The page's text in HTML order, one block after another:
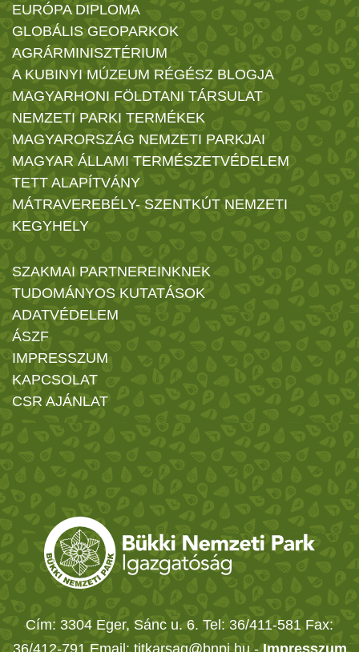
EURÓPA DIPLOMA
GLOBÁLIS GEOPARKOK
AGRÁRMINISZTÉRIUM
A KUBINYI MÚZEUM RÉGÉSZ BLOGJA
MAGYARHONI FÖLDTANI TÁRSULAT
NEMZETI PARKI TERMÉKEK
MAGYARORSZÁG NEMZETI PARKJAI
MAGYAR ÁLLAMI TERMÉSZETVÉDELEM
TETT ALAPÍTVÁNY
MÁTRAVEREBÉLY- SZENTKÚT NEMZETI
KEGYHELY
SZAKMAI PARTNEREINKNEK
TUDOMÁNYOS KUTATÁSOK
ADATVÉDELEM
ÁSZF
IMPRESSZUM
KAPCSOLAT
CSR AJÁNLAT
Cím: 3304 Eger, Sánc u. 6. Tel: 36/411-581 Fax:
36/412-791 Email: titkarsag@bnpi.hu - Impresszum